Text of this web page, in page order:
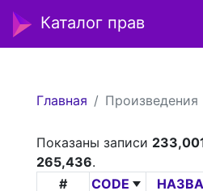
Каталог прав
Главная Произведения
Показаны записи
265,436.
#
CODE